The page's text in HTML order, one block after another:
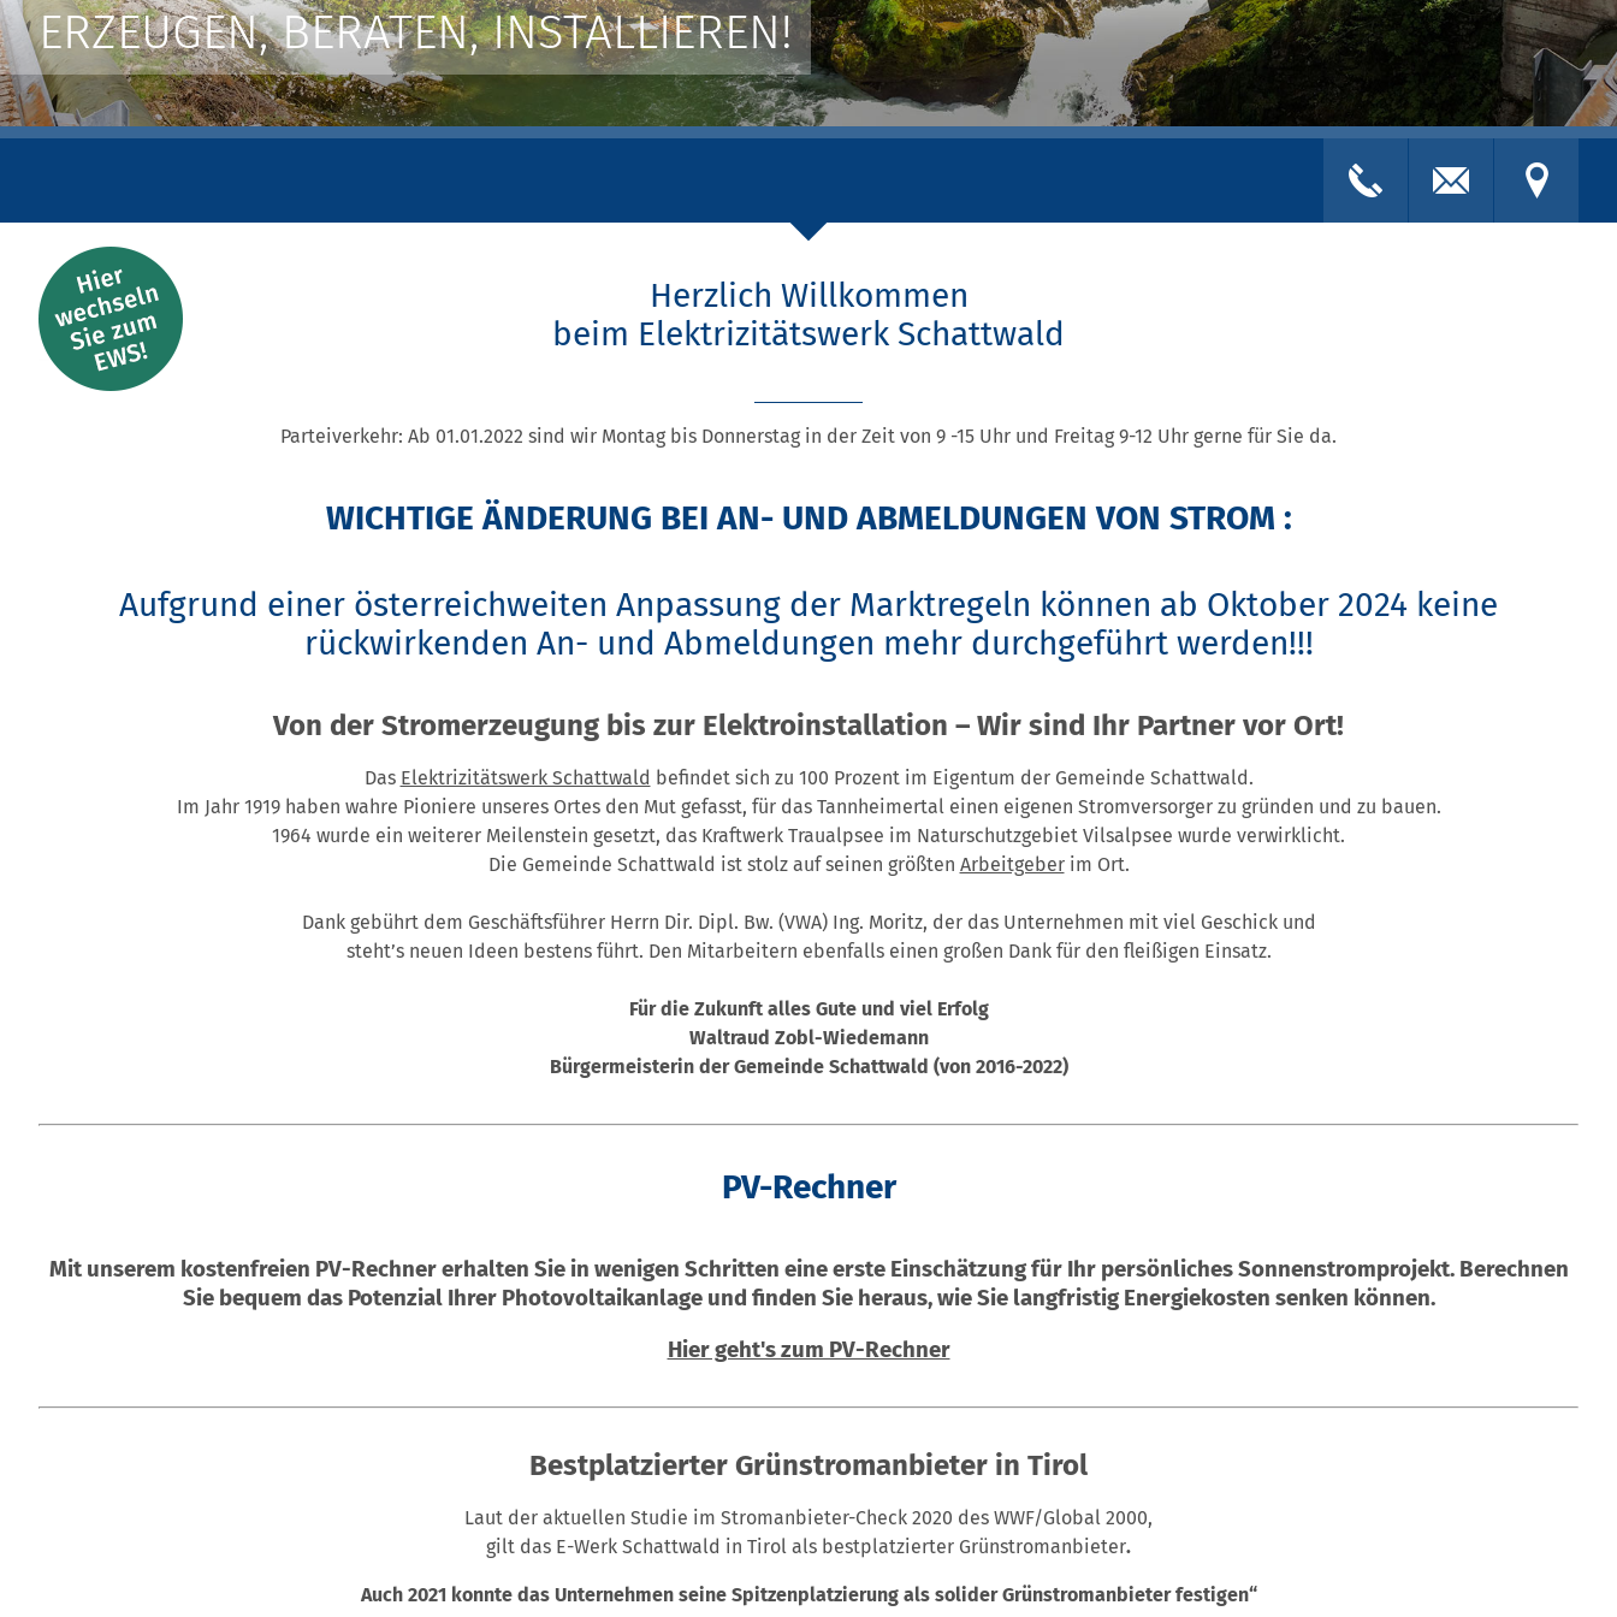
ERZEUGEN, BERATEN, INSTALLIEREN!
+43 5675 6613
Herzlich Willkommen
beim Elektrizitätswerk Schattwald
Parteiverkehr: Ab 01.01.2022 sind wir Montag bis Donnerstag in der Zeit von 9 -15 Uhr und Freitag 9-12 Uhr gerne für Sie da.
WICHTIGE ÄNDERUNG BEI AN- UND ABMELDUNGEN VON STROM :
Aufgrund einer österreichweiten Anpassung der Marktregeln können ab Oktober 2024 keine
rückwirkenden An- und Abmeldungen mehr durchgeführt werden!!!
Von der Stromerzeugung bis zur Elektroinstallation – Wir sind Ihr Partner vor Ort!
Das Elektrizitätswerk Schattwald befindet sich zu 100 Prozent im Eigentum der Gemeinde Schattwald.
Im Jahr 1919 haben wahre Pioniere unseres Ortes den Mut gefasst, für das Tannheimertal einen eigenen Stromversorger zu gründen und zu bauen.
1964 wurde ein weiterer Meilenstein gesetzt, das Kraftwerk Traualpsee im Naturschutzgebiet Vilsalpsee wurde verwirklicht.
Die Gemeinde Schattwald ist stolz auf seinen größten Arbeitgeberim Ort.
Dank gebührt dem Geschäftsführer Herrn Dir. Dipl. Bw. (VWA) Ing. Moritz, der das Unternehmen mit viel Geschick und
steht’s neuen Ideen bestens führt. Den Mitarbeitern ebenfalls einen großen Dank für den fleißigen Einsatz.
Für die Zukunft alles Gute und viel Erfolg
Waltraud Zobl-Wiedemann
Bürgermeisterin der Gemeinde Schattwald (von 2016-2022)
PV-Rechner
Mit unserem kostenfreien PV-Rechner erhalten Sie in wenigen Schritten eine erste Einschätzung für Ihr persönliches Sonnenstromprojekt. Berechnen
Sie bequem das Potenzial Ihrer Photovoltaikanlage und finden Sie heraus, wie Sie langfristig Energiekosten senken können.
Hier geht's zum PV-Rechner
Bestplatzierter Grünstromanbieter in Tirol
Laut der aktuellen Studie im Stromanbieter-Check 2020 des WWF/Global 2000,
gilt das E-Werk Schattwald in Tirol als bestplatzierter Grünstromanbieter.
Auch 2021 konnte das Unternehmen seine Spitzenplatzierung als solider Grünstromanbieter festigen“